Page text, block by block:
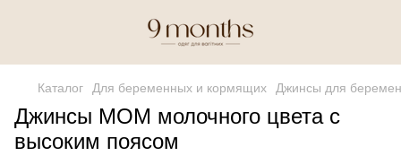
Каталог Для беременных и кормящих Джинсы для
Джинсы МОМ молочного цвета с
высоким поясом